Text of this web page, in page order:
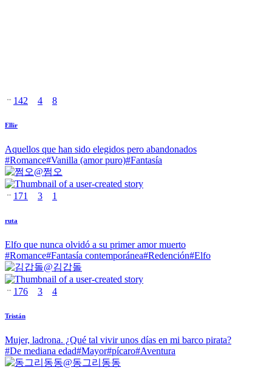
142 4 8
Ellir
Aquellos que han sido elegidos pero abandonados
#Romance#Vanilla (amor puro)#Fantasía
@쩜오
171 3 1
ruta
Elfo que nunca olvidó a su primer amor muerto
#Romance#Fantasía contemporánea#Redención#Elfo
@김갑돌
176 3 4
Tristán
Mujer, ladrona. ¿Qué tal vivir unos días en mi barco pirata?
#De mediana edad#Mayor#pícaro#Aventura
@동그리동동